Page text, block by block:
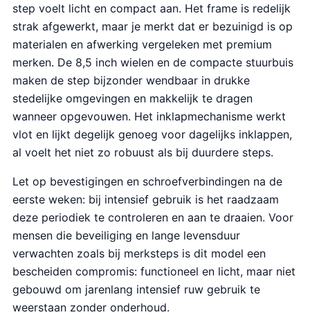
step voelt licht en compact aan. Het frame is redelijk
strak afgewerkt, maar je merkt dat er bezuinigd is op
materialen en afwerking vergeleken met premium
merken. De 8,5 inch wielen en de compacte stuurbuis
maken de step bijzonder wendbaar in drukke
stedelijke omgevingen en makkelijk te dragen
wanneer opgevouwen. Het inklapmechanisme werkt
vlot en lijkt degelijk genoeg voor dagelijks inklappen,
al voelt het niet zo robuust als bij duurdere steps.
Let op bevestigingen en schroefverbindingen na de
eerste weken: bij intensief gebruik is het raadzaam
deze periodiek te controleren en aan te draaien. Voor
mensen die beveiliging en lange levensduur
verwachten zoals bij merksteps is dit model een
bescheiden compromis: functioneel en licht, maar niet
gebouwd om jarenlang intensief ruw gebruik te
weerstaan zonder onderhoud.